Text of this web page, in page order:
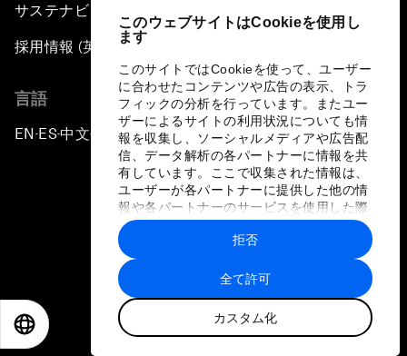
このウェブサイトはCookieを使用し
ます
このサイトではCookieを使って、ユーザー
に合わせたコンテンツや広告の表示、トラ
フィックの分析を行っています。またユー
ザーによるサイトの利用状況についても情
報を収集し、ソーシャルメディアや広告配
信、データ解析の各パートナーに情報を共
有しています。ここで収集された情報は、
ユーザーが各パートナーに提供した他の情
報や各パートナーのサービスを使用した際
に収集された情報と組み合わされ、各パー
トナーによって使用されることがありま
す。
全て許可
カスタム化
拒否
サステナビリティへの取り組み
採用情報 (英語のみ)
言語
EN ▪ES▪中文▪ 日本語
プライバシーポリシーと利用規約
サイトマップ
©
世界経済フォーラム